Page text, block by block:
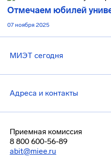
Отмечаем юбилей
07 ноября 2025
МИЭТ сегодня
Адреса и контакты
Приемная комиссия
8 800 600-56-89
abit@miee.ru